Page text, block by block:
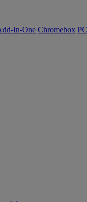
In-One Chromebox